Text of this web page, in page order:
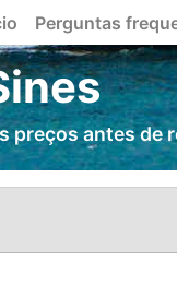
Perguntas
preços antes de